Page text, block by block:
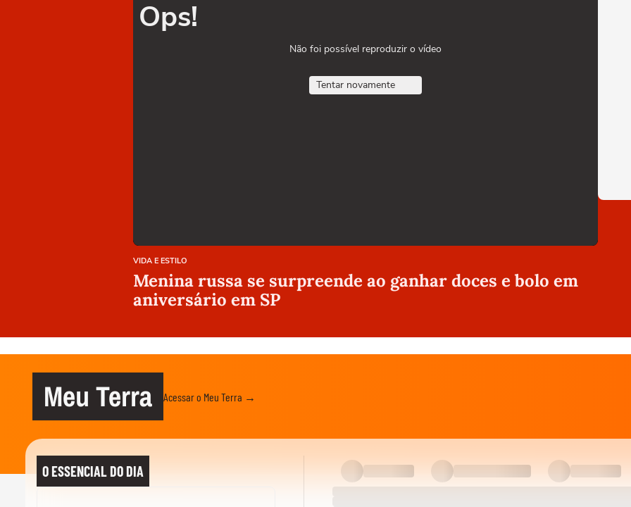
Ops!
Não foi possível reproduzir o vídeo
Tentar novamente
VIDA E ESTILO
Menina russa se surpreende ao ganhar doces e bolo em
aniversário em SP
Meu Terra Acessar o Meu Terra →
O ESSENCIAL DO DIA